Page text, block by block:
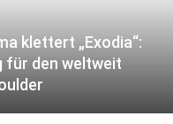
klettert „Exodia“:
für den weltweit